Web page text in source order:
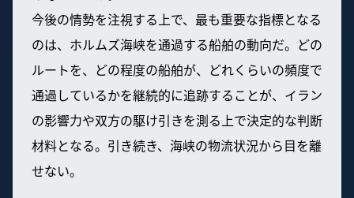
今後の情勢を注視する上で、最も重要な指標となる
のは、ホルムズ海峡を通過する船舶の動向だ。どの
ルートを、どの程度の船舶が、どれくらいの頻度で
通過しているかを継続的に追跡することが、イラン
の影響力や双方の駆け引きを測る上で決定的な判断
材料となる。引き続き、海峡の物流状況から目を離
せない。